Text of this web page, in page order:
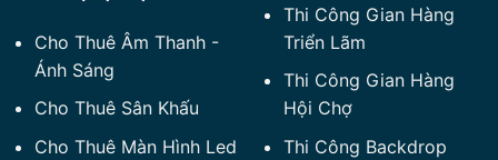
Cho Thuê Âm Thanh -
Ánh Sáng
Cho Thuê Sân Khấu
Cho Thuê Màn Hình Led
Thi Công Gian Hàng
Triển Lãm
Thi Công Gian Hàng
Hội Chợ
Thi Công Backdrop